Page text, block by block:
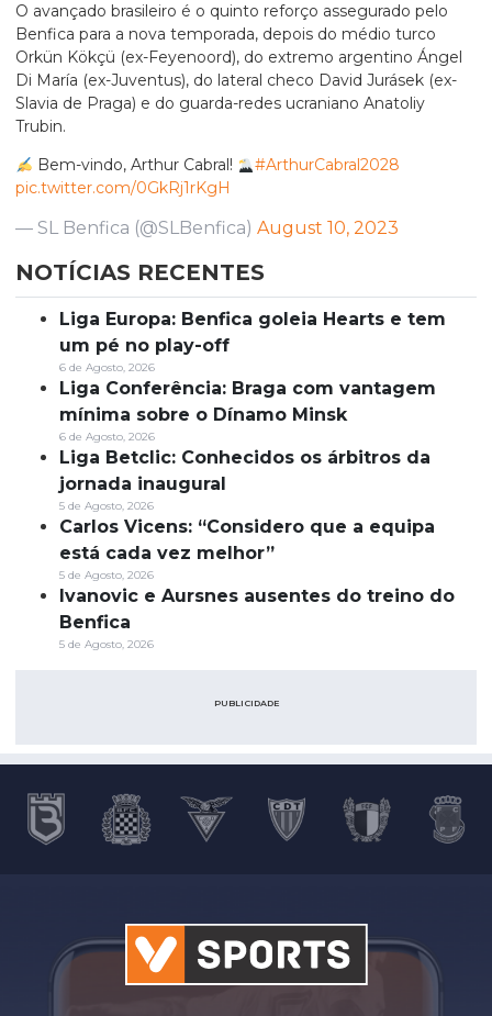
O avançado brasileiro é o quinto reforço assegurado pelo
Benfica para a nova temporada, depois do médio turco
Orkün Kökçü (ex-Feyenoord), do extremo argentino Ángel
Di María (ex-Juventus), do lateral checo David Jurásek (ex-
Slavia de Praga) e do guarda-redes ucraniano Anatoliy
Trubin.
Bem-vindo, Arthur Cabral!
#ArthurCabral2028
pic.twitter.com/0GkRj1rKgH
— SL Benfica (@SLBenfica) August 10, 2023
NOTÍCIAS RECENTES
Liga Europa: Benfica goleia Hearts e tem
um pé no play-off
6 de Agosto, 2026
Liga Conferência: Braga com vantagem
mínima sobre o Dínamo Minsk
6 de Agosto, 2026
Liga Betclic: Conhecidos os árbitros da
jornada inaugural
5 de Agosto, 2026
Carlos Vicens: “Considero que a equipa
está cada vez melhor”
5 de Agosto, 2026
Ivanovic e Aursnes ausentes do treino do
Benfica
5 de Agosto, 2026
PUBLICIDADE